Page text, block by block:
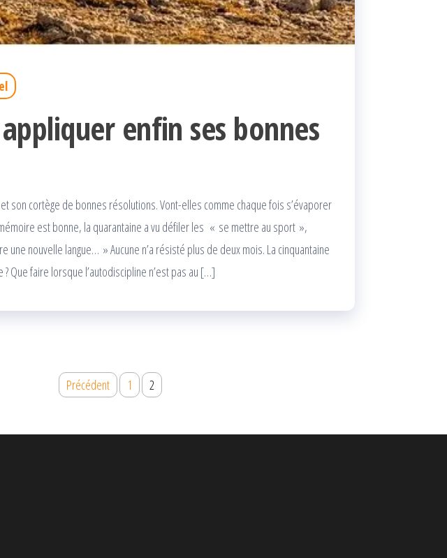
enfin ses bonnes
son cortège de bonnes résolutions. Vont-elles comme chaque fois s’évaporer
est bonne, la quarantaine a vu défiler les « se mettre au sport »,
nouvelle langue… » Aucune n’a résisté plus de deux mois. La cinquantaine
Que faire lorsque l’autodiscipline n’est pas au […]
Précédent 1 2